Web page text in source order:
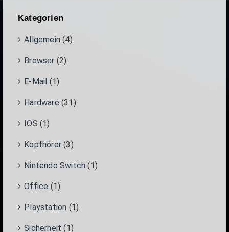
Kategorien
Allgemein (4)
Browser (2)
E-Mail (1)
Hardware (31)
IOS (1)
Kopfhörer (3)
Nintendo Switch (1)
Office (1)
Playstation (1)
Sicherheit (1)